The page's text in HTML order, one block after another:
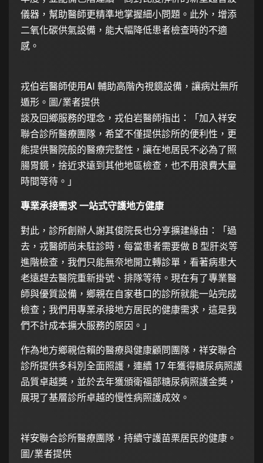
儀器，幫助醫師更精準地掌握細小問題。此外，增添
二氧化碳供氣設備，能大幅降低患者檢查時的不適
感。
戎伯岩醫師使用AI 輔助高階內視鏡設備，讓病灶無所
遁形。圖/業者提供
談及回鄉服務的理念，戎伯岩醫師指出：「加入祥安
聯合診所醫療團隊，希望不僅提供診所的便利性，更
能提供醫院般的醫療完整性，讓在地居民不必為了照
腸胃鏡，捨近求遠到其他地區檢查，也不用浪費大量
時間等待。」
專業承接需求 一站式守護地方健康
對此，診所創辦人謝其俊院長也分享擴建緣由：「過
去，戎醫師尚未駐診時，每當患者需要做 B 型肝炎等
進階檢查，我們只能無奈地開立轉診單，看著病患大
老遠趕去醫院重新掛號、排隊等待。現在有了專業醫
師與優質設備，鄉親在自家巷口的診所就能一站完成
檢查；我們用專業承接地方居民的健康需求，這是我
們不計成本擴大服務的原因。」
作為地方鄉親信賴的醫療與健康顧問團隊，祥安聯合
診所提供多科別全面照護，連續 17 年獲得糖尿病照護
品質卓越獎，並於去年獲頒衛福部糖尿病照護金獎，
展現了基層診所卓越的慢性病照護成效。
祥安聯合診所醫療團隊，持續守護苗栗居民的健康。
圖/業者提供